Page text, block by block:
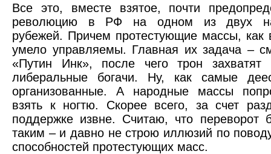
Все это, вместе взятое, почти
революцию в РФ на одном из двух
рубежей. Причем протестующие массы, как
умело управляемы. Главная их задача –
«Путин Инк», после чего трон захватят
либеральные богачи. Ну, как самые
организованные. А народные массы
взять к ногтю. Скорее всего, за счет
поддержке извне. Считаю, что переворот
таким – и давно не строю иллюзий по
способностей протестующих масс.